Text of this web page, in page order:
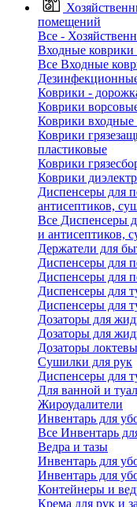
помещений
Все -
Входные
Все Входные
Коврики -
Коврики
Коврики входные
Коврики
пластиковые
Коврики
Коврики
Диспенсеры для
антисептиков,
Все Диспенсеры
и антисептиков,
Держатели для
Диспенсеры для
Диспенсеры для
Диспенсеры для
Диспенсеры для
Дозаторы для
Дозаторы для
Дозаторы
Сушилки для рук
Диспенсеры для
Для ванной и
Жироудалители
Инвентарь для
Все Инвентарь
Ведра и тазы
Инвентарь для
Инвентарь для
Контейнеры и
Крема для рук и